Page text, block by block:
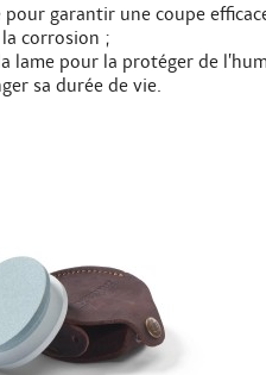
garantir une coupe
corrosion ;
lame pour la protéger de
sa durée de vie.